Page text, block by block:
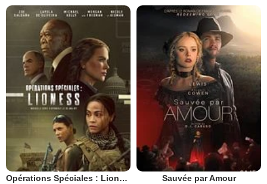
Opérations Spéciales : Lioness Sauvée par Amour